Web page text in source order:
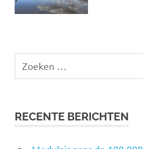
Zoeken
RECENTE BERICHTEN